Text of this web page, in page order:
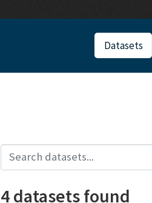
Datasets
4 datasets found